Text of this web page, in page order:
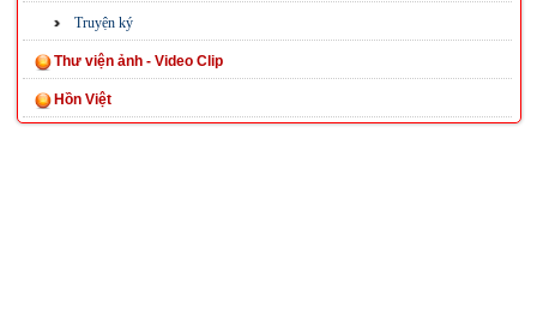
Truyện ký
Thư viện ảnh - Video Clip
Hồn Việt